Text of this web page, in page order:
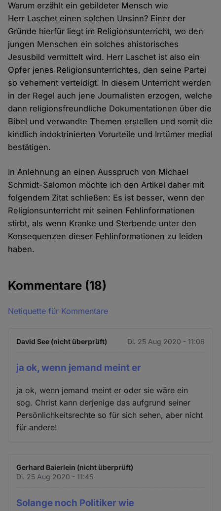
Warum erzählt ein gebildeter Mensch wie
Herr Laschet einen solchen Unsinn? Einer der
Gründe hierfür liegt im Religionsunterricht, wo den
jungen Menschen ein solches ahistorisches
Jesusbild vermittelt wird. Herr Laschet ist also ein
Opfer jenes Religionsunterrichtes, den seine Partei
so vehement verteidigt. In diesem Unterricht werden
in der Regel auch jene Journalisten erzogen, welche
dann religionsfreundliche Dokumentationen über die
Bibel und verwandte Themen erstellen und somit die
kindlich indoktrinierten Vorurteile und Irrtümer medial
bestätigen.
In Anlehnung an einen Ausspruch von Michael
Schmidt-Salomon möchte ich den Artikel daher mit
folgendem Zitat schließen: Es ist besser, wenn der
Religionsunterricht mit seinen Fehlinformationen
stirbt, als wenn Kranke und Sterbende unter den
Konsequenzen dieser Fehlinformationen zu leiden
haben.
Kommentare (18)
Netiquette für Kommentare
David See (nicht überprüft) Di. 25 Aug 2020 - 11:06
ja ok, wenn jemand meint er
ja ok, wenn jemand meint er oder sie wäre ein
sog. Christ kann derjenige das aufgrund seiner
Persönlichkeitsrechte so für sich sehen, aber nicht
für andere!
Gerhard Baierlein (nicht überprüft)
Di. 25 Aug 2020 - 11:45
Solange noch Politiker wie